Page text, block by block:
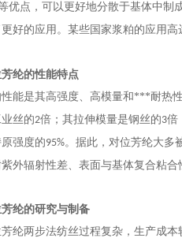
优点，可以更好地分散于基体中制
好的应用。某些国家浆粕的应用高
纶的性能特点
能是其高强度、高模量和***耐热
丝的2倍；其拉伸模量是钢丝的3倍
强度的95%。据此，对位芳纶大多
外辐射性差、表面与基体复合粘合
纶的研究与制备
纶两步法纺丝过程复杂，生产成